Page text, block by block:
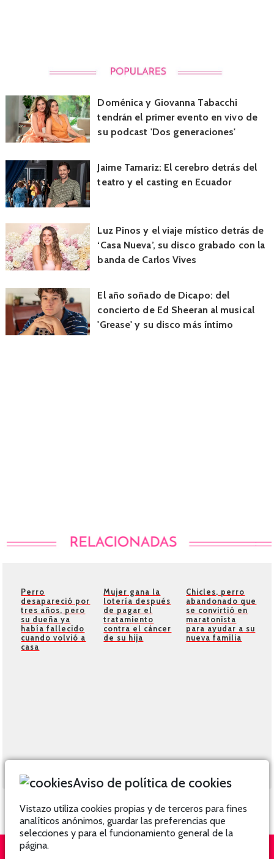
Doménica y Giovanna Tabacchi
tendrán el primer evento en vivo de
su podcast 'Dos generaciones'
Jaime Tamariz: El cerebro detrás del
teatro y el casting en Ecuador
Luz Pinos y el viaje místico detrás de
‘Casa Nueva’, su disco grabado con la
banda de Carlos Vives
El año soñado de Dicapo: del
concierto de Ed Sheeran al musical
'Grease' y su disco más íntimo
Perro
desapareció por
tres años, pero
su dueña ya
había fallecido
cuando volvió a
casa
Mujer gana la
lotería después
de pagar el
tratamiento
contra el cáncer
de su hija
Chicles, perro
abandonado que
se convirtió en
maratonista
para ayudar a su
nueva familia
Aviso de política de cookies
Vistazo utiliza cookies propias y de terceros para fines
analíticos anónimos, guardar las preferencias que
selecciones y para el funcionamiento general de la
página.